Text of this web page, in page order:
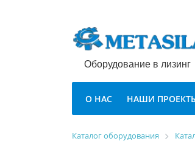
Оборудование в лизинг
О НАС НАШИ
Каталог оборудования